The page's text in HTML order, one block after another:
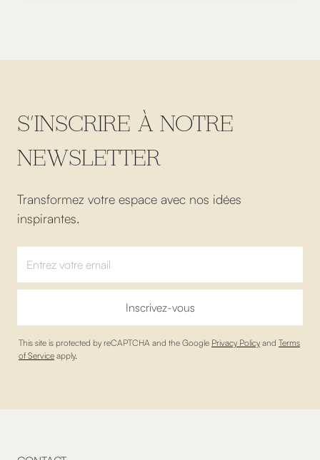
S'INSCRIRE À NOTRE
NEWSLETTER
Transformez votre espace avec nos idées
inspirantes.
This site is protected by reCAPTCHA and the Google Privacy Policy and Terms
of Service apply.